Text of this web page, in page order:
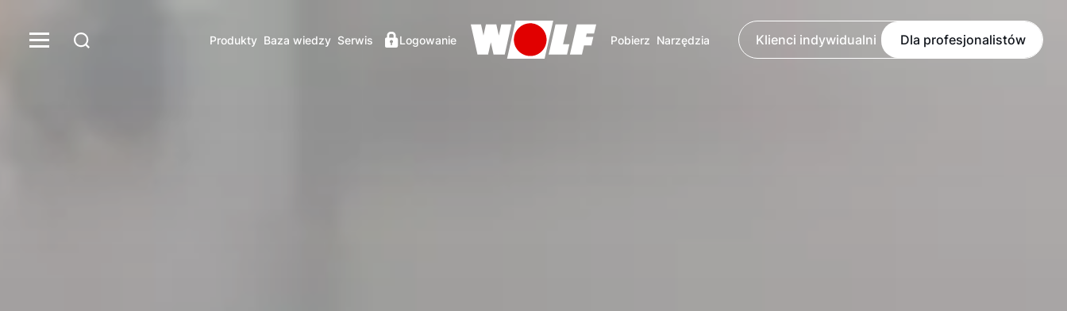
Produkty Baza wiedzy Serwis Logowanie Pobierz Narzędzia Klienci indywidualni Dla profesjonalistów